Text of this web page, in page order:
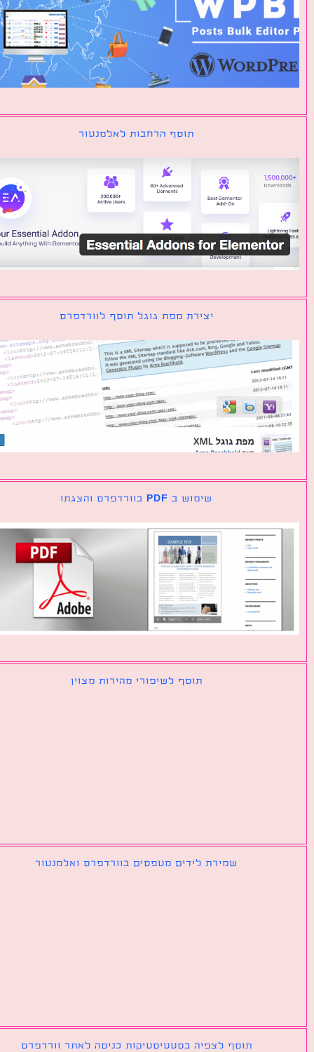
תוסף הרחבות לאלמנטור
יצירת מפת גוגל תוסף לוורדפרס
שימוש ב PDF בוורדפרס והצגתו
תוסף לשיפורי מהירות מצוין
שמירת לידים מטפסים בוורדפרס ואלמנטור
תוסף לצפיה בסטטיסטיקות כניסה לאתר וורדפרס